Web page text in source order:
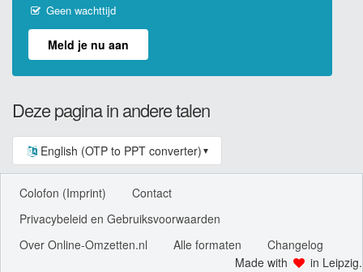
Geen wachttijd
Meld je nu aan
Deze pagina in andere talen
English (OTP to PPT converter) ▼
Colofon (Imprint)
Contact
Privacybeleid en Gebruiksvoorwaarden
Over Online-Omzetten.nl
Alle formaten
Changelog
Made with
in Leipzig.